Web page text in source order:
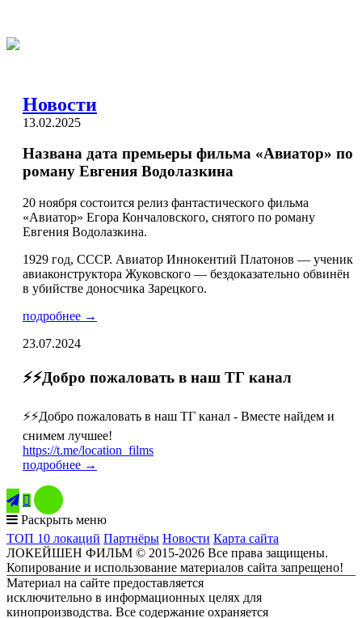
Новости
13.02.2025
Названа дата премьеры фильма «Авиатор» по
роману Евгения Водолазкина
20 ноября состоится релиз фантастического фильма
«Авиатор» Егора Кончаловского, снятого по роману
Евгения Водолазкина.
1929 год, СССР. Авиатор Иннокентий Платонов — ученик
авиаконструктора Жуковского — бездоказательно обвинён
в убийстве доносчика Зарецкого.
подробнее →
23.07.2024
⚡️⚡️Добро пожаловать в наш ТГ канал
⚡️⚡️Добро пожаловать в наш ТГ канал - Вместе найдем и
снимем лучшее!
https://t.me/location_films
подробнее →

Раскрыть меню
ТОП 10 локаций Партнёры Новости Карта сайта
ЛОКЕЙШЕН ФИЛЬМ © 2015-2026 Все права защищены.
Копирование и использование материалов сайта запрещено!
Материал на сайте предоставляется
исключительно в информационных целях для
кинопроизводства. Все содержание охраняется